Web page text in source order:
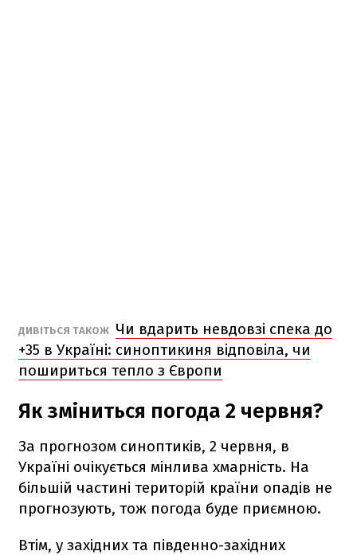
ДИВІТЬСЯ ТАКОЖ Чи вдарить невдовзі спека до
+35 в Україні: синоптикиня відповіла, чи
пошириться тепло з Європи
Як зміниться погода 2 червня?
За прогнозом синоптиків, 2 червня, в
Україні очікується мінлива хмарність. На
більшій частині територій країни опадів не
прогнозують, тож погода буде приємною.
Втім, у західних та південно-західних